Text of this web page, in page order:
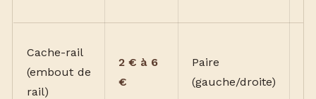
Cache-rail
(embout de
rail)
2 € à 6
€
Paire
(gauche/droite)